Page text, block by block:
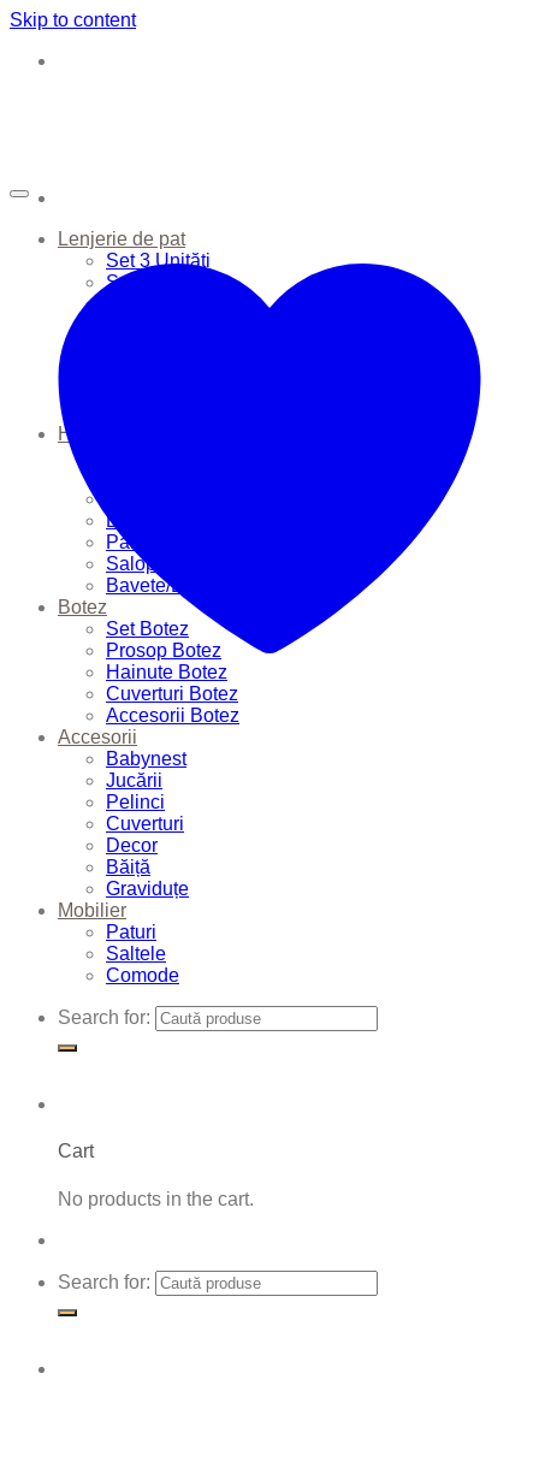
Skip to content
Lenjerie de pat
Set 3 Unități
Set 6 Unități
Haine Bebe
Body
Pantalonași
Salopete
Bavete/Batiste
Botez
Set Botez
Prosop Botez
Hainute Botez
Cuverturi Botez
Accesorii Botez
Accesorii
Babynest
Jucării
Pelinci
Cuverturi
Decor
Băiță
Graviduțe
Mobilier
Paturi
Saltele
Comode
Search for:
Cart
No products in the cart.
Search for: